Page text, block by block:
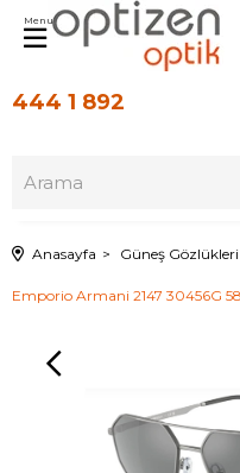
444 1 892
Menu
Anasayfa Güneş Gözlükleri
Emporio Armani 2147 30456G